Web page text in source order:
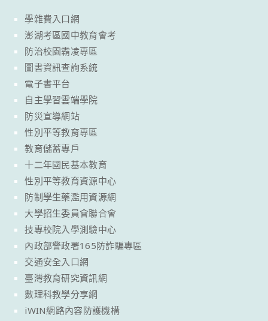
學雜費入口網
澎湖考區國中教育會考
防治校園霸凌專區
圖書資訊查詢系統
電子書平台
自主學習雲端學院
防災宣導網站
性別平等教育專區
教育儲蓄專戶
十二年國民基本教育
性別平等教育資源中心
防制學生藥濫用資源網
大學招生委員會聯合會
技專校院入學測驗中心
內政部警政署165防詐騙專區
交通安全入口網
臺灣教育研究資訊網
數理科教學分享網
iWIN網路內容防護機構